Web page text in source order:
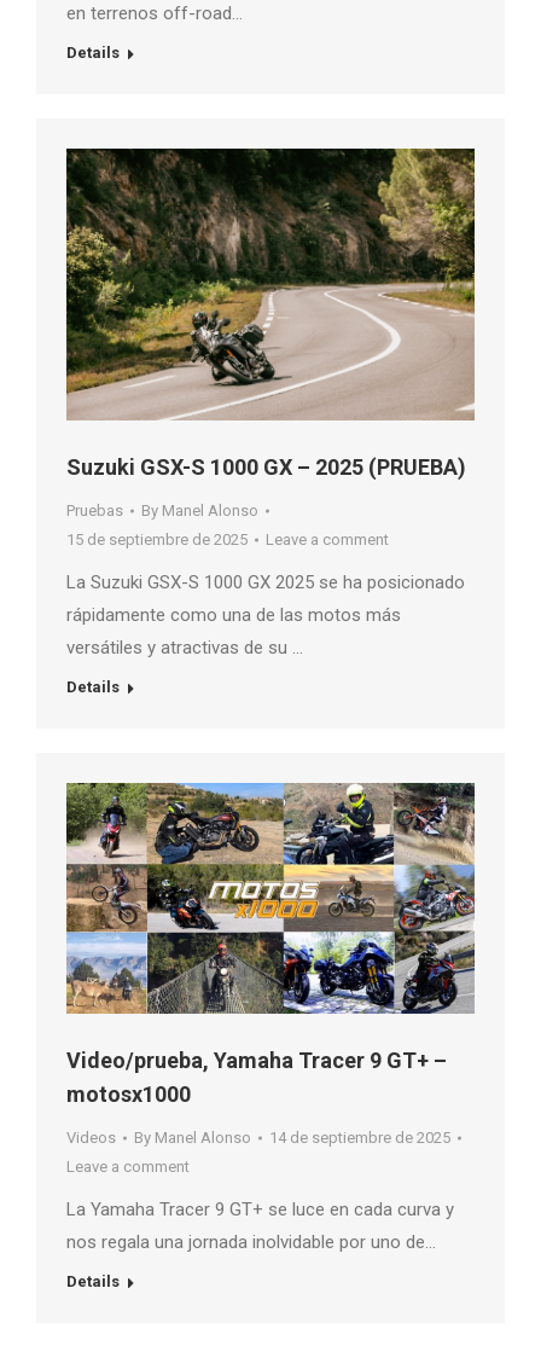
en terrenos off-road…
Details
Suzuki GSX-S 1000 GX – 2025 (PRUEBA)
Pruebas By Manel Alonso
15 de septiembre de 2025
Leave a comment
La Suzuki GSX-S 1000 GX 2025 se ha posicionado
rápidamente como una de las motos más
versátiles y atractivas de su …
Details
Video/prueba, Yamaha Tracer 9 GT+ –
motosx1000
Videos By Manel Alonso
14 de septiembre de 2025
Leave a comment
La Yamaha Tracer 9 GT+ se luce en cada curva y
nos regala una jornada inolvidable por uno de…
Details